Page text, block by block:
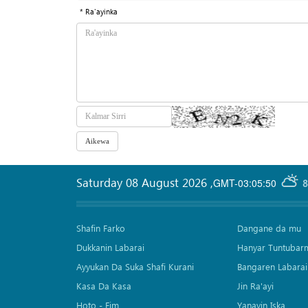
* Ra'ayinka
GMT-03:05:50
Saturday 08 August 2026 ,
Shafin Farko
Dukkanin Labarai
Ayyukan Da Suka Shafi Kurani
Kasa Da Kasa
Hoto - Fim
Dangane da mu
Hanyar
Bangaren Labarai
Jin Ra'ayi
Yanayin Iska